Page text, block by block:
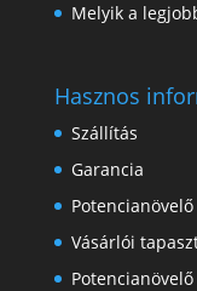
Melyik a
Hasznos
Szállítás
Garancia
Vásárlói